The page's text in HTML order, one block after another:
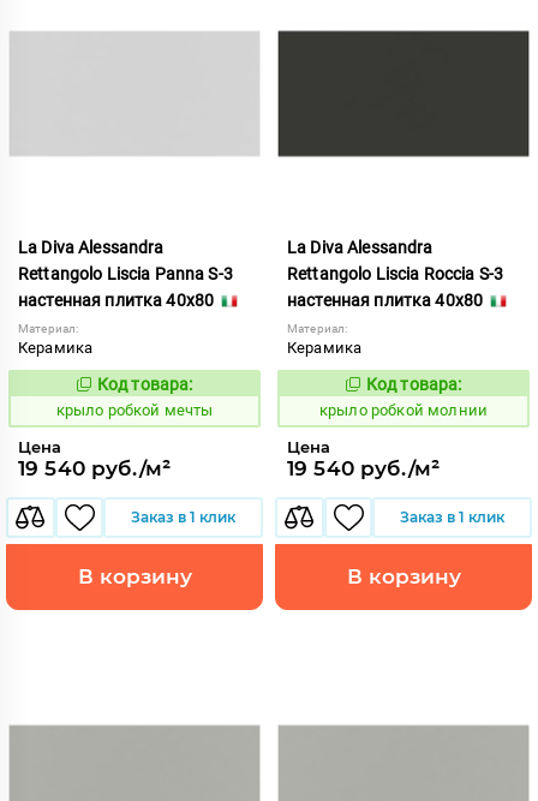
La Diva Alessandra
Rettangolo Liscia Panna S-3
настенная плитка 40x80
Материал:
Керамика
837926
Код товара:
крыло робкой мечты
Цена
19 540 руб./м²
Заказ в 1 клик
В корзину
La Diva Alessandra
Rettangolo Liscia Roccia S-3
настенная плитка 40x80
Материал:
Керамика
837928
Код товара:
крыло робкой молнии
Цена
19 540 руб./м²
Заказ в 1 клик
В корзину